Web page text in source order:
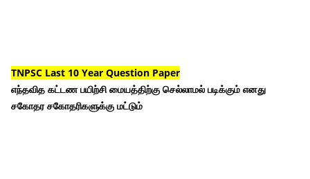
TNPSC Last 10 Year Question Paper
எந்தவித கட்டண பயிற்சி மையத்திற்கு செல்லாமல் படிக்கும் எனது
சகோதர சகோதரிகளுக்கு மட்டும்